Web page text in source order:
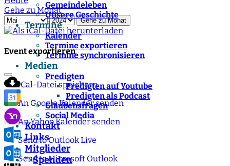
Gemeindeleben
Unsere Geschichte
Termine
Kalender
Termine exportieren
Termine synchronisieren
Medien
Predigten
Predigten auf Youtube
Predigten als Podcast
Glaubensfragen
Social Media
Kontakt
Links
Mitglieder
">Spenden
Gehe zu Monat
Gehe zu Monat
Event exportieren
iCal-Datei speichern
An Google Kalender senden
An Yahoo Kalender senden
Send to Outlook Live
Send to Microsoft Outlook